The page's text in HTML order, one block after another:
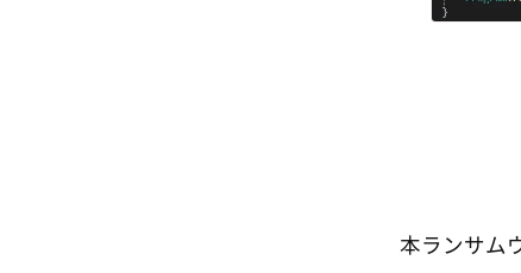
本ランサム